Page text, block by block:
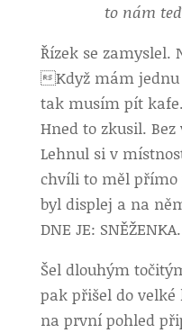
to nám
Řízek se
Když mám jednu
tak musím pít
Hned to zkusil.
Lehnul si v
chvíli to měl přímo
byl displej a na
DNE JE: SNĚŽENKA.
Šel dlouhým
pak přišel do
na první pohled